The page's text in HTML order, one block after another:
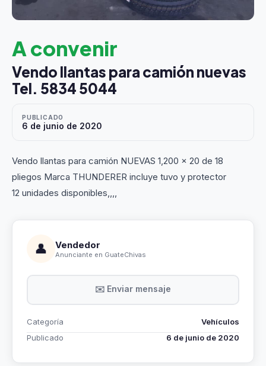
A convenir
Vendo llantas para camión nuevas
Tel. 5834 5044
PUBLICADO
6 de junio de 2020
Vendo llantas para camión NUEVAS 1,200 x 20 de 18
pliegos Marca THUNDERER incluye tuvo y protector
12 unidades disponibles,,,,
👤 Vendedor
Anunciante en GuateChivas
✉️ Enviar mensaje
Categoría
Vehículos
Publicado
6 de junio de 2020